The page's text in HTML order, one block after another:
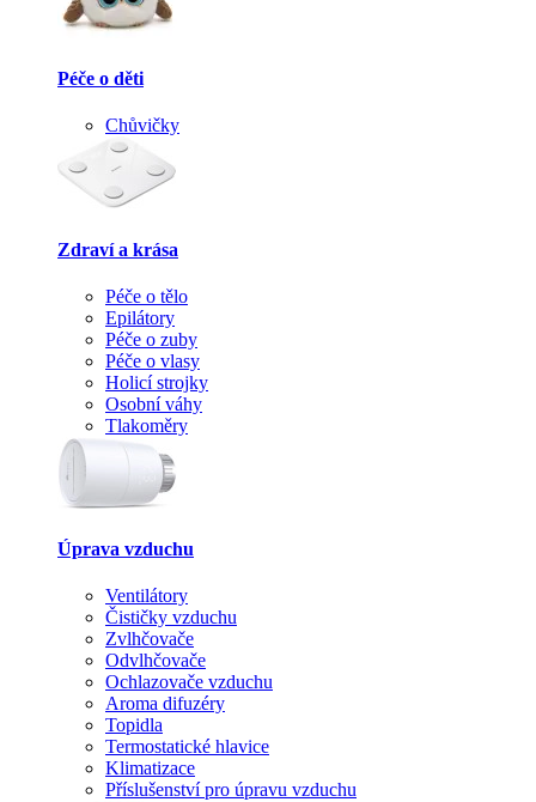
Péče o děti
Chůvičky
Zdraví a krása
Péče o tělo
Epilátory
Péče o zuby
Péče o vlasy
Holicí strojky
Osobní váhy
Tlakoměry
Úprava vzduchu
Ventilátory
Čističky vzduchu
Zvlhčovače
Odvlhčovače
Ochlazovače vzduchu
Aroma difuzéry
Topidla
Termostatické hlavice
Klimatizace
Příslušenství pro úpravu vzduchu